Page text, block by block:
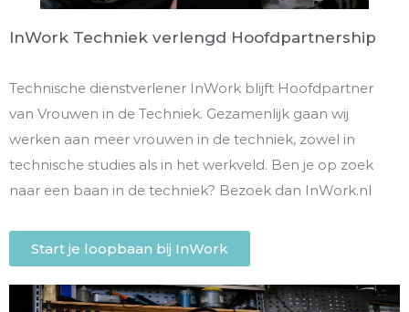
InWork Techniek verlengd Hoofdpartnership
Technische dienstverlener InWork blijft Hoofdpartner
van Vrouwen in de Techniek. Gezamenlijk gaan wij
werken aan meer vrouwen in de techniek, zowel in
technische studies als in het werkveld. Ben je op zoek
naar een baan in de techniek? Bezoek dan InWork.nl
Start je loopbaan bij InWork